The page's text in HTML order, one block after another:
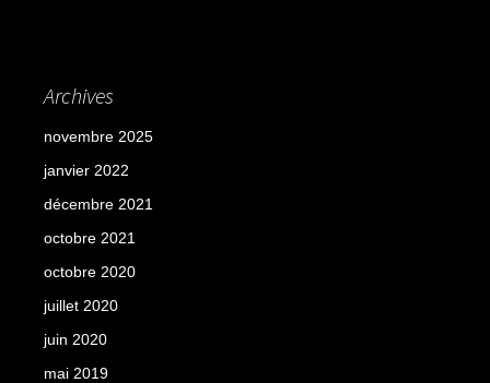
Archives
novembre 2025
janvier 2022
décembre 2021
octobre 2021
octobre 2020
juillet 2020
juin 2020
mai 2019